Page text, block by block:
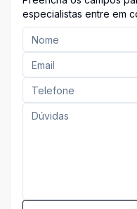
especialistas entre em